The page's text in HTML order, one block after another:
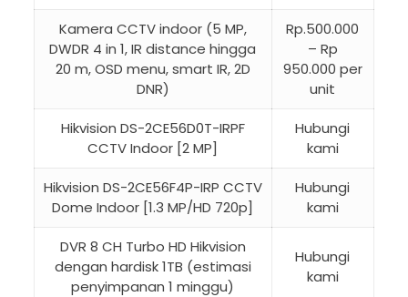
Kamera CCTV indoor (5 MP,
DWDR 4 in 1, IR distance hingga
20 m, OSD menu, smart IR, 2D
DNR)
Rp.500.000
– Rp
950.000 per
unit
Hikvision DS-2CE56D0T-IRPF
CCTV Indoor [2 MP]
Hubungi
kami
Hikvision DS-2CE56F4P-IRP CCTV
Dome Indoor [1.3 MP/HD 720p]
Hubungi
kami
DVR 8 CH Turbo HD Hikvision
dengan hardisk 1TB (estimasi
penyimpanan 1 minggu)
Hubungi
kami